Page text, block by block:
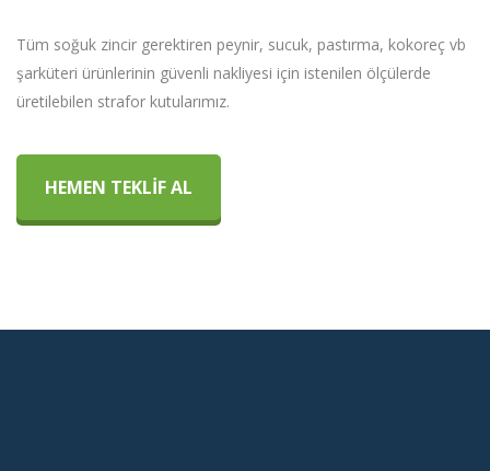
Tüm soğuk zincir gerektiren peynir, sucuk, pastırma, kokoreç vb
şarküteri ürünlerinin güvenli nakliyesi için istenilen ölçülerde
üretilebilen strafor kutularımız.
HEMEN TEKLİF AL